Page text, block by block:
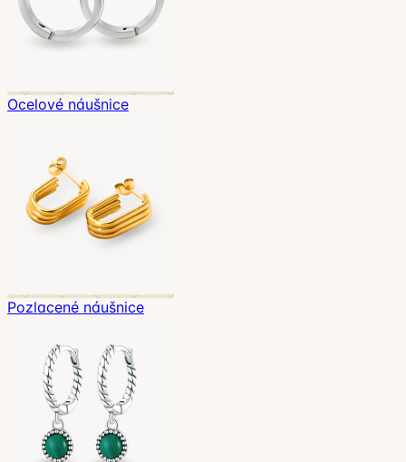
Ocelové náušnice
Pozlacené náušnice